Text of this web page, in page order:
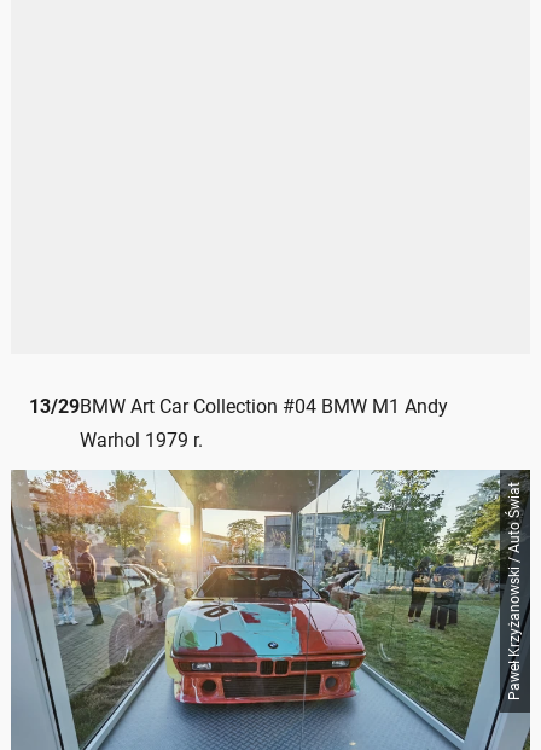
13/29BMW Art Car Collection #04 BMW M1 Andy
Warhol 1979 r.
Paweł Krzyżanowski / Auto Świat